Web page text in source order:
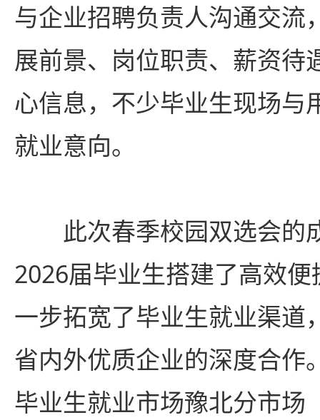
与企业招聘负责人沟通交流
展前景、岗位职责、薪资待
心信息，不少毕业生现场与
就业意向。
此次春季校园双选会的
2026届毕业生搭建了高效
一步拓宽了毕业生就业渠道
省内外优质企业的深度合作
毕业生就业市场豫北分市场